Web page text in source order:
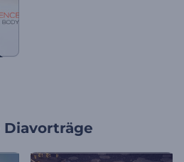
Diavorträge